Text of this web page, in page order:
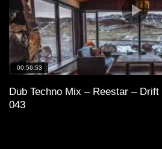
00:56:53
Dub Techno Mix – Reestar –
043